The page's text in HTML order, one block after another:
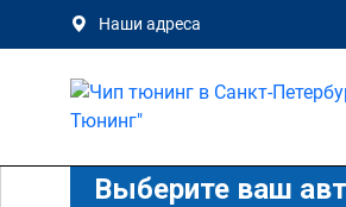
Наши адреса
Выберите ваш